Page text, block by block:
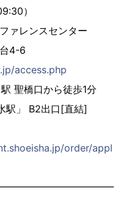
）
ァレンスセンター
4-6
access.php
聖橋口から徒歩1分
駅」 B2出口[直結]
order/appl